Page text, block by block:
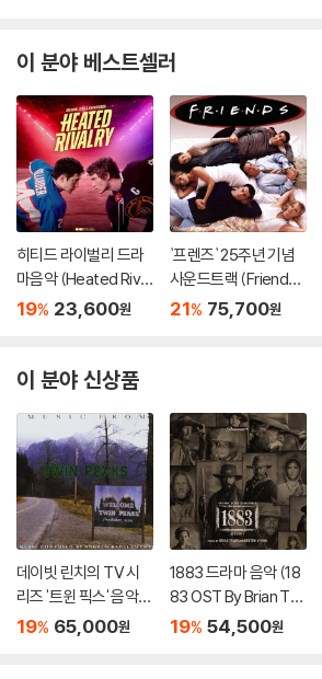
이 분야 베스트셀러
히티드 라이벌리 드라
마음악 (Heated Rival
ry Original Soundtra
19% 23,600원
`프렌즈` 25주년 기념
사운드트랙 (Friends
OST) [핫핑크 컬러 2L
21% 75,700원
이 분야 신상품
데이빗 린치의 TV 시
리즈 '트윈 픽스' 음악
(Twin Peaks OST b
19% 65,000원
1883 드라마 음악 (18
83 OST By Brian Tyl
er / Breton Vivian)
19% 54,500원